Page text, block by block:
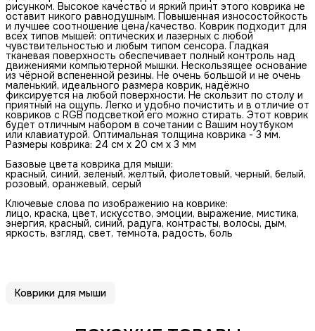
рисунком. Высокое качество и яркий принт этого коврика не
оставит никого равнодушным. Повышенная износостойкость
и лучшее соотношение цена/качество. Коврик подходит для
всех типов мышей: оптических и лазерных с любой
чувствительностью и любым типом сенсора. Гладкая
тканевая поверхность обеспечивает полный контроль над
движениями компьютерной мышки. Нескользящее основание
из чёрной вспененной резины. Не очень большой и не очень
маленький, идеального размера коврик, надёжно
фиксируется на любой поверхности. Не скользит по столу и
приятный на ощупь. Легко и удобно почистить и в отличие от
ковриков с RGB подсветкой его можно стирать. Этот коврик
будет отличным набором в сочетании с Вашим ноутбуком
или клавиатурой. Оптимальная толщина коврика - 3 мм.
Размеры коврика: 24 см x 20 см x 3 мм
Базовые цвета коврика для мыши:
красный, синий, зеленый, желтый, фиолетовый, черный, белый,
розовый, оранжевый, серый
Ключевые слова по изображению на коврике:
лицо, краска, цвет, искусство, эмоции, выражение, мистика,
энергия, красный, синий, радуга, контрасты, волосы, дым,
яркость, взгляд, свет, темнота, радость, боль
Коврики для мыши